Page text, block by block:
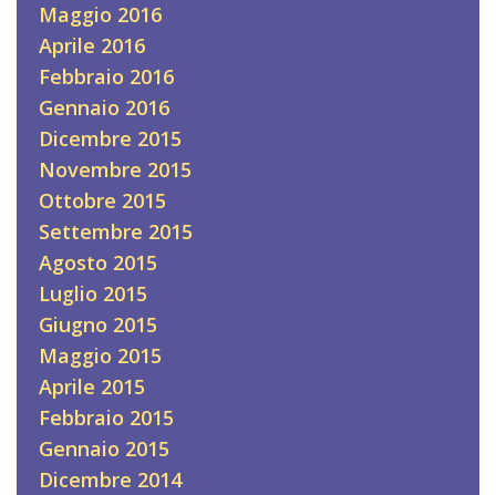
Maggio 2016
Aprile 2016
Febbraio 2016
Gennaio 2016
Dicembre 2015
Novembre 2015
Ottobre 2015
Settembre 2015
Agosto 2015
Luglio 2015
Giugno 2015
Maggio 2015
Aprile 2015
Febbraio 2015
Gennaio 2015
Dicembre 2014